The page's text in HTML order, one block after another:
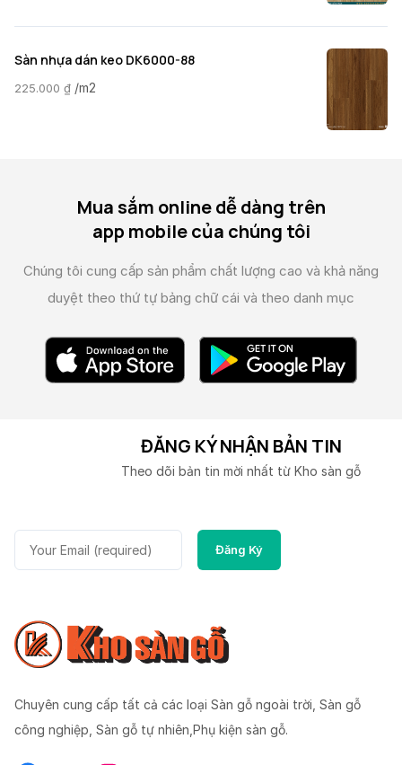
Sàn nhựa dán keo DK6000-88
225.000 ₫ /m2
Mua sắm online dễ dàng trên
app mobile của chúng tôi
Chúng tôi cung cấp sản phẩm chất lượng cao và khả năng
duyệt theo thứ tự bảng chữ cái và theo danh mục
ĐĂNG KÝ NHẬN BẢN TIN
Theo dõi bản tin mời nhất từ Kho sàn gỗ
Chuyên cung cấp tất cả các loại Sàn gỗ ngoài trời, Sàn gỗ
công nghiệp, Sàn gỗ tự nhiên,Phụ kiện sàn gỗ.